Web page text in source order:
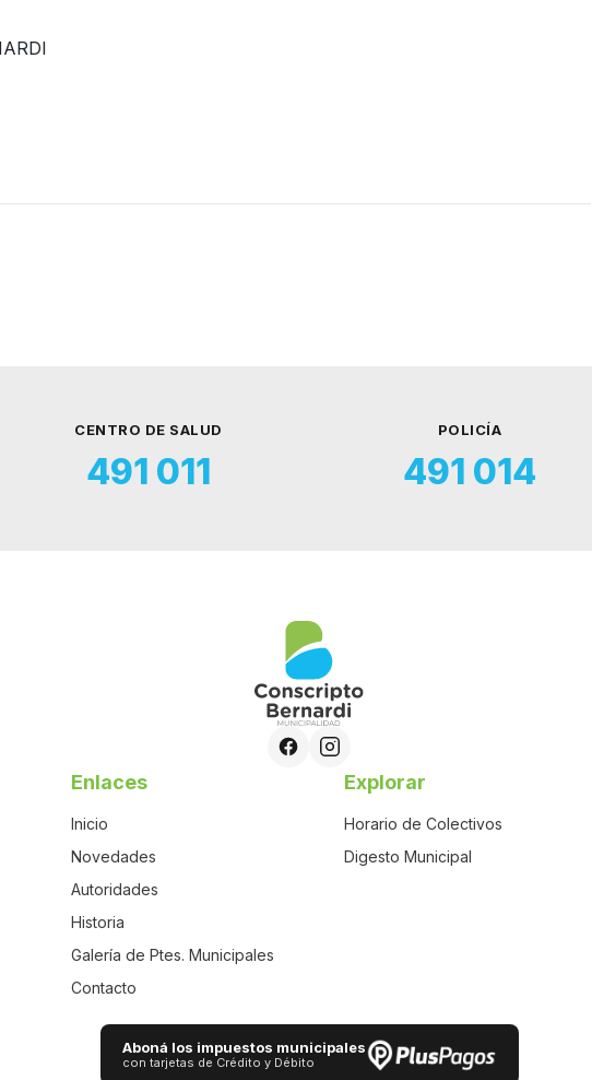
CENTRO DE SALUD
491 011
POLICÍA
491 014
Enlaces
Inicio
Novedades
Autoridades
Historia
Galería de Ptes. Municipales
Contacto
Explorar
Horario de Colectivos
Digesto Municipal
Aboná los impuestos municipales
con tarjetas de Crédito y Débito